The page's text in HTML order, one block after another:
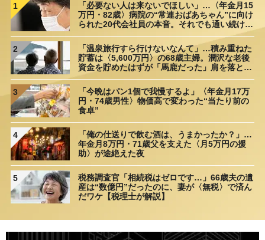
1
「必要ない人は来ないでほしい」…〈年金月15
万円・82歳〉病院の“常連おばあちゃん”に向け
られた20代会社員の本音。それでも通い続ける
2
「温泉旅行すら行けないなんて」…積み重ねた
貯蓄は〈5,600万円〉の68歳主婦。潤沢な老後
資金を貯めたはずが「馬鹿だった」肩を落とす
3
「今晩はパン1個で我慢するよ」〈年金月17万
円・74歳男性〉物価高で変わった“当たり前の
食卓”
4
「俺の仕送りで飲む酒は、うまかったか？」…
年金月8万円・71歳父を支えた〈月5万円の援
助〉が途絶えた夜
5
税務調査官「相続税はゼロです…」66歳夫の遺
産は“数億円”だったのに、妻が〈無税〉で済ん
だワケ【税理士が解説】